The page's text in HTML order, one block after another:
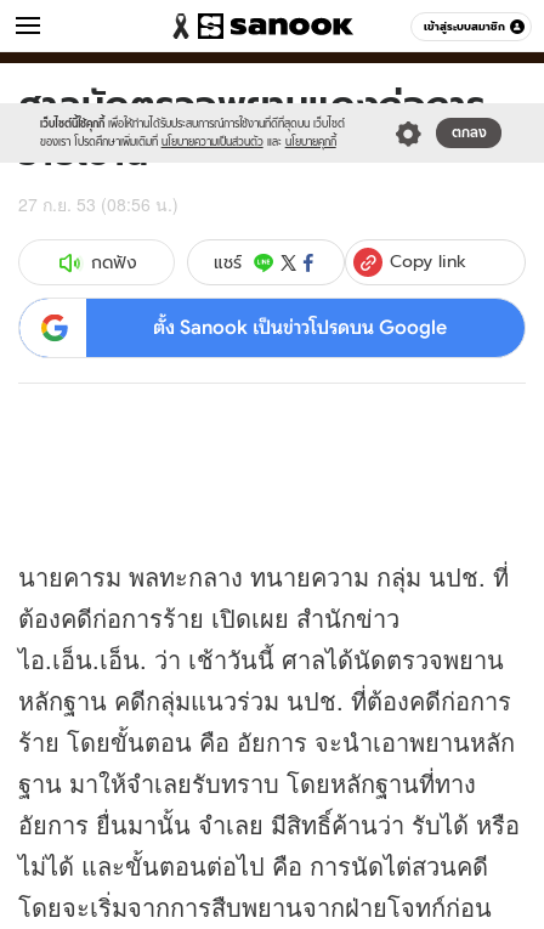
เข้าสู่ระบบสมาชิก
ข่าว หมวดอื่นๆ
เว็บไซต์นี้ใช้คุกกี้ เพื่อให้ท่านได้รับประสบการณ์การใช้งานที่ดีที่สุดบน เว็บไซต์
ของเรา โปรดศึกษาเพิ่มเติมที่ นโยบายความเป็นส่วนตัว และ นโยบายคุกกี้
ตกลง
Sanook
//s.isanook.com/sr/0/images/logo-
new-
sanook.png
600
60
ศาลนัดตรวจพยานแดงก่อการ
ร้ายเช้านี้
27 ก.ย. 53 (08:56 น.)
กดฟัง แชร์ Copy link
ตั้ง Sanook เป็นข่าวโปรดบน Google
นายคารม พลทะกลาง ทนายความ กลุ่ม นปช. ที่
ต้องคดีก่อการร้าย เปิดเผย สำนักข่าว
ไอ.เอ็น.เอ็น. ว่า เช้าวันนี้ ศาลได้นัดตรวจพยาน
หลักฐาน คดีกลุ่มแนวร่วม นปช. ที่ต้องคดีก่อการ
ร้าย โดยขั้นตอน คือ อัยการ จะนำเอาพยานหลัก
ฐาน มาให้จำเลยรับทราบ โดยหลักฐานที่ทาง
อัยการ ยื่นมานั้น จำเลย มีสิทธิ์ค้านว่า รับได้ หรือ
ไม่ได้ และขั้นตอนต่อไป คือ การนัดไต่สวนคดี
โดยจะเริ่มจากการสืบพยานจากฝ่ายโจทก์ก่อน